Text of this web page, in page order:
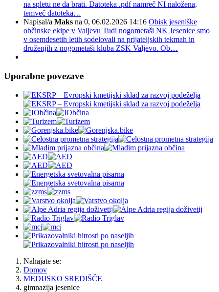
na spletu ne da brati. Datoteka .pdf namreč NI naložena,
temveč datoteka…
Napisal/a Maks na 0, 06.02.2026 14:16 Obisk jeseniške
občinske ekipe v Valjevu Tudi nogometaši NK Jesenice smo
v osemdesetih letih sodelovali na prijateljskih tekmah in
druženjih z nogometaši kluba ZSK Valjevo. Ob…
Uporabne povezave
Nahajate se:
Domov
MEDIJSKO SREDIŠČE
gimnazija jesenice